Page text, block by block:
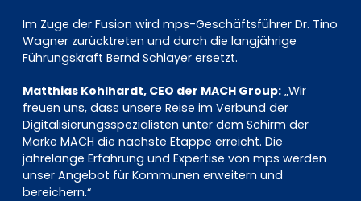
Im Zuge der Fusion wird mps-Geschäftsführer Dr. Tino
Wagner zurücktreten und durch die langjährige
Führungskraft Bernd Schlayer ersetzt.
Matthias Kohlhardt, CEO der MACH Group: „Wir
freuen uns, dass unsere Reise im Verbund der
Digitalisierungsspezialisten unter dem Schirm der
Marke MACH die nächste Etappe erreicht. Die
jahrelange Erfahrung und Expertise von mps werden
unser Angebot für Kommunen erweitern und
bereichern.“